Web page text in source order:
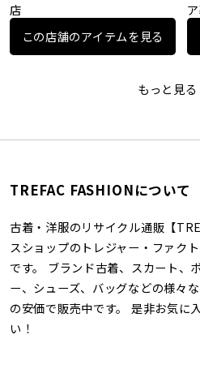
店
この店舗のアイテムを見る
もっと見る
TREFAC FASHIONについて
古着・洋服のリサイクル通販【
スショップのトレジャー・ファク
です。 ブランド古着、スカート、
ー、シューズ、バッグなどの様々
の安価で販売中です。 是非お気に
い！